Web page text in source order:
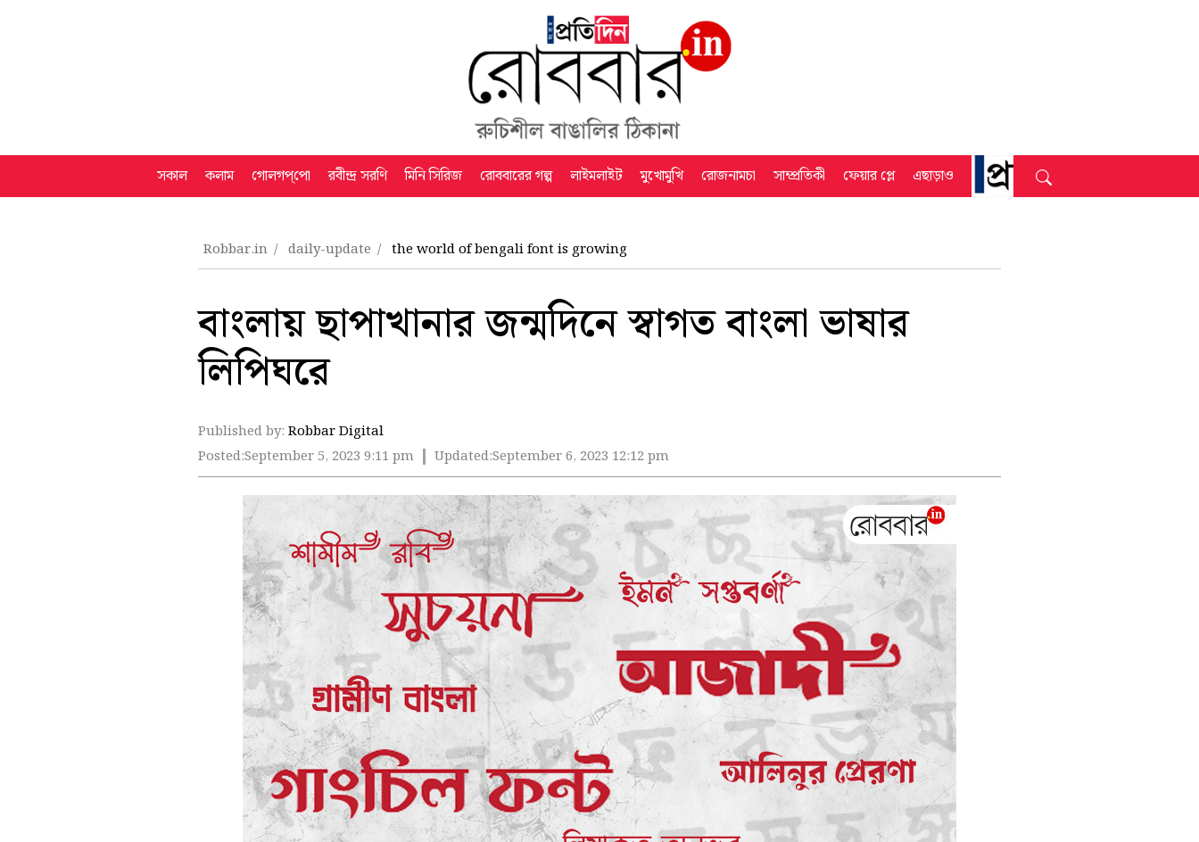
সকাল কলাম গোলগপ্‌পো রবীন্দ্র সরণি মিনি সিরিজ রোববারের গল্প লাইমলাইট মুখোমুখি রোজনামচা সাম্প্রতিকী ফেয়ার প্লে এছাড়াও
Robbar.in daily-update the world of bengali font is growing
বাংলায় ছাপাখানার জন্মদিনে স্বাগত বাংলা ভাষার
লিপিঘরে
Published by: Robbar Digital
Posted:September 5, 2023 9:11 pm Updated:September 6, 2023 12:12 pm